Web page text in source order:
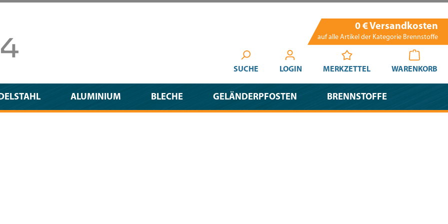
0 € Versandkosten
auf alle Artikel der Kategorie Brennstoffe
SUCHE LOGIN MERKZETTEL WARENKORB
ALUMINIUM BLECHE GELÄNDERPFOSTEN BRENNSTOFFE